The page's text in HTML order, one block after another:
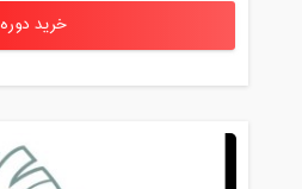
خرید دوره